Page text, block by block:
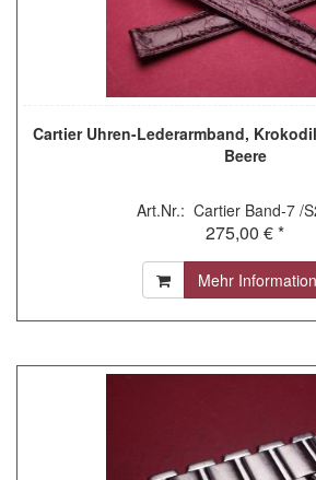
Cartier Uhren-Lederarmband,
Beere
Art.Nr.: Cartier Band-7 /
275,00 € *
Mehr